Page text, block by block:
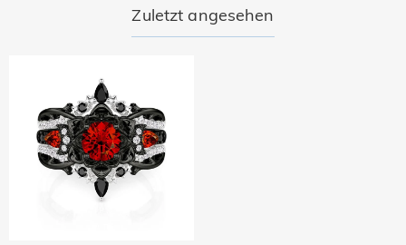
Zuletzt angesehen